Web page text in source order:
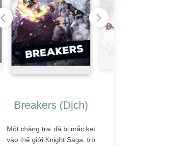
Breakers (Dịch)
Một chàng trai đã bị mắc kẹt
vào thế giới Knight Saga, trò